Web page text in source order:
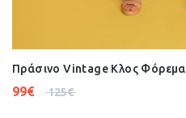
Πράσινο Vintage Κλος Φόρεμα
125€
99€